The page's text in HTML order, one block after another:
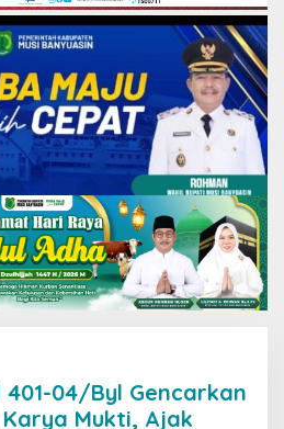
04/Byl Gencarkan
Mukti, Ajak